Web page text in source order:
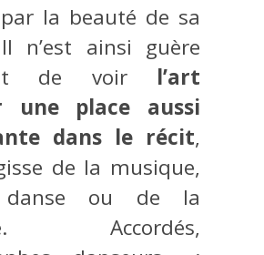
la beauté de sa
n’est ainsi guère
de voirl’art
une place aussi
dans le récit,
de la musique,
ou de la
Accordés,